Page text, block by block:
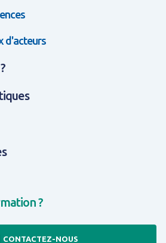
d'acteurs
?
CONTACTEZ-NOUS